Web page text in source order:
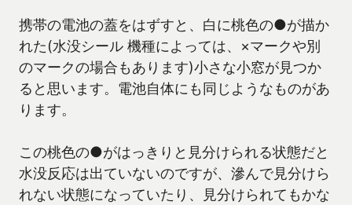
携帯の電池の蓋をはずすと、白に桃色の●が描か
れた(水没シール 機種によっては、×マークや別
のマークの場合もあります)小さな小窓が見つか
ると思います。電池自体にも同じようなものがあ
ります。
この桃色の●がはっきりと見分けられる状態だと
水没反応は出ていないのですが、滲んで見分けら
れない状態になっていたり、見分けられてもかな